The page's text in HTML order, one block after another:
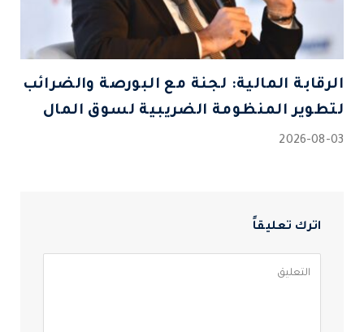
الرقابة المالية: لجنة مع البورصة والضرائب
لتطوير المنظومة الضريبية لسوق المال
2026-08-03
اترك تعليقاً